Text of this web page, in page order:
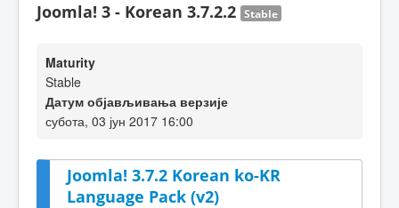
Joomla! 3 - Korean 3.7.2.2 Stable
Maturity
Stable
Датум објављивања верзије
субота, 03 јун 2017 16:00
Joomla! 3.7.2 Korean ko-KR
Language Pack (v2)